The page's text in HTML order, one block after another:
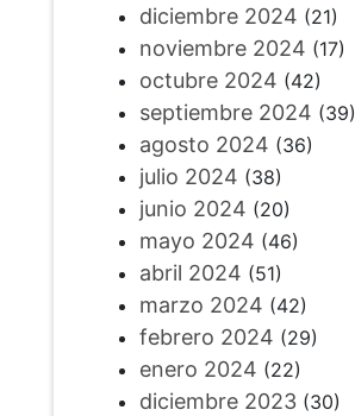
diciembre 2024 (21)
noviembre 2024 (17)
octubre 2024 (42)
septiembre 2024 (39)
agosto 2024 (36)
julio 2024 (38)
junio 2024 (20)
mayo 2024 (46)
abril 2024 (51)
marzo 2024 (42)
febrero 2024 (29)
enero 2024 (22)
diciembre 2023(30)